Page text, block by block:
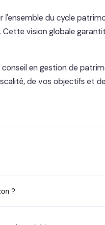
l'ensemble du cycle
vision globale
en gestion de
de vos objectifs et
?